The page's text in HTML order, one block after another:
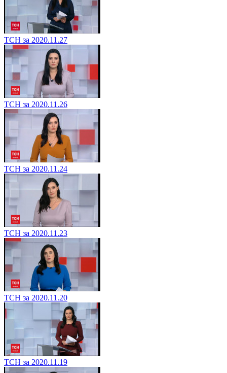
ТСН за 2020.11.27
ТСН за 2020.11.26
ТСН за 2020.11.24
ТСН за 2020.11.23
ТСН за 2020.11.20
ТСН за 2020.11.19